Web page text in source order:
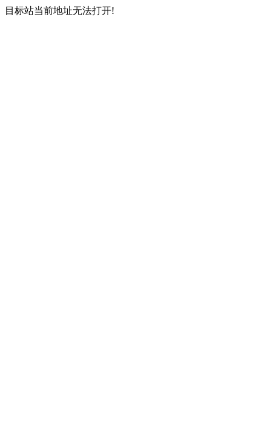
目标站当前地址无法打开!